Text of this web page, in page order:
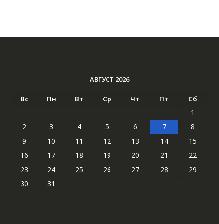
АВГУСТ 2026
Вс Пн Вт Ср Чт Пт
Сб
1
2
3 4 5 6 7
8
9
10 11 12 13 14
15
16
17 18 19 20 21
22
23
24 25 26 27 28
29
30
31